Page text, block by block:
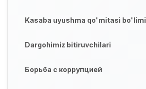
Kasaba uyushma qo'mitasi bo'limi
Dargohimiz bitiruvchilari
Борьба с коррупцией